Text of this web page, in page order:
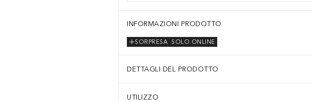
INFORMAZIONI PRODOTTO
SOLO ONLINE
SORPRESA
DETTAGLI DEL PRODOTTO
UTILIZZO